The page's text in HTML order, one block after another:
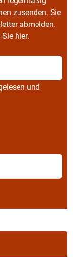
zusenden. Sie
abmelden.
Sie hier.
und